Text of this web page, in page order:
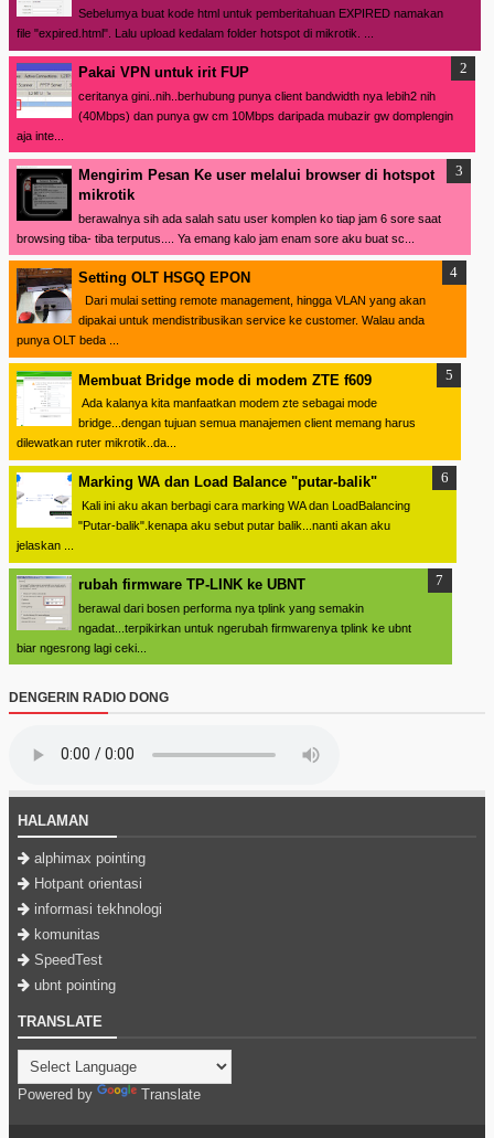
Sebelumya buat kode html untuk pemberitahuan EXPIRED namakan
file "expired.html". Lalu upload kedalam folder hotspot di mikrotik. ...
Pakai VPN untuk irit FUP
ceritanya gini..nih..berhubung punya client bandwidth nya lebih2 nih
(40Mbps) dan punya gw cm 10Mbps daripada mubazir gw domplengin
aja inte...
Mengirim Pesan Ke user melalui browser di hotspot
mikrotik
berawalnya sih ada salah satu user komplen ko tiap jam 6 sore saat
browsing tiba- tiba terputus.... Ya emang kalo jam enam sore aku buat sc...
Setting OLT HSGQ EPON
Dari mulai setting remote management, hingga VLAN yang akan
dipakai untuk mendistribusikan service ke customer. Walau anda
punya OLT beda ...
Membuat Bridge mode di modem ZTE f609
Ada kalanya kita manfaatkan modem zte sebagai mode
bridge...dengan tujuan semua manajemen client memang harus
dilewatkan ruter mikrotik..da...
Marking WA dan Load Balance "putar-balik"
Kali ini aku akan berbagi cara marking WA dan LoadBalancing
"Putar-balik".kenapa aku sebut putar balik...nanti akan aku
jelaskan ...
rubah firmware TP-LINK ke UBNT
berawal dari bosen performa nya tplink yang semakin
ngadat...terpikirkan untuk ngerubah firmwarenya tplink ke ubnt
biar ngesrong lagi ceki...
DENGERIN RADIO DONG
HALAMAN
alphimax pointing
Hotpant orientasi
informasi tekhnologi
komunitas
SpeedTest
ubnt pointing
TRANSLATE
Powered by Translate